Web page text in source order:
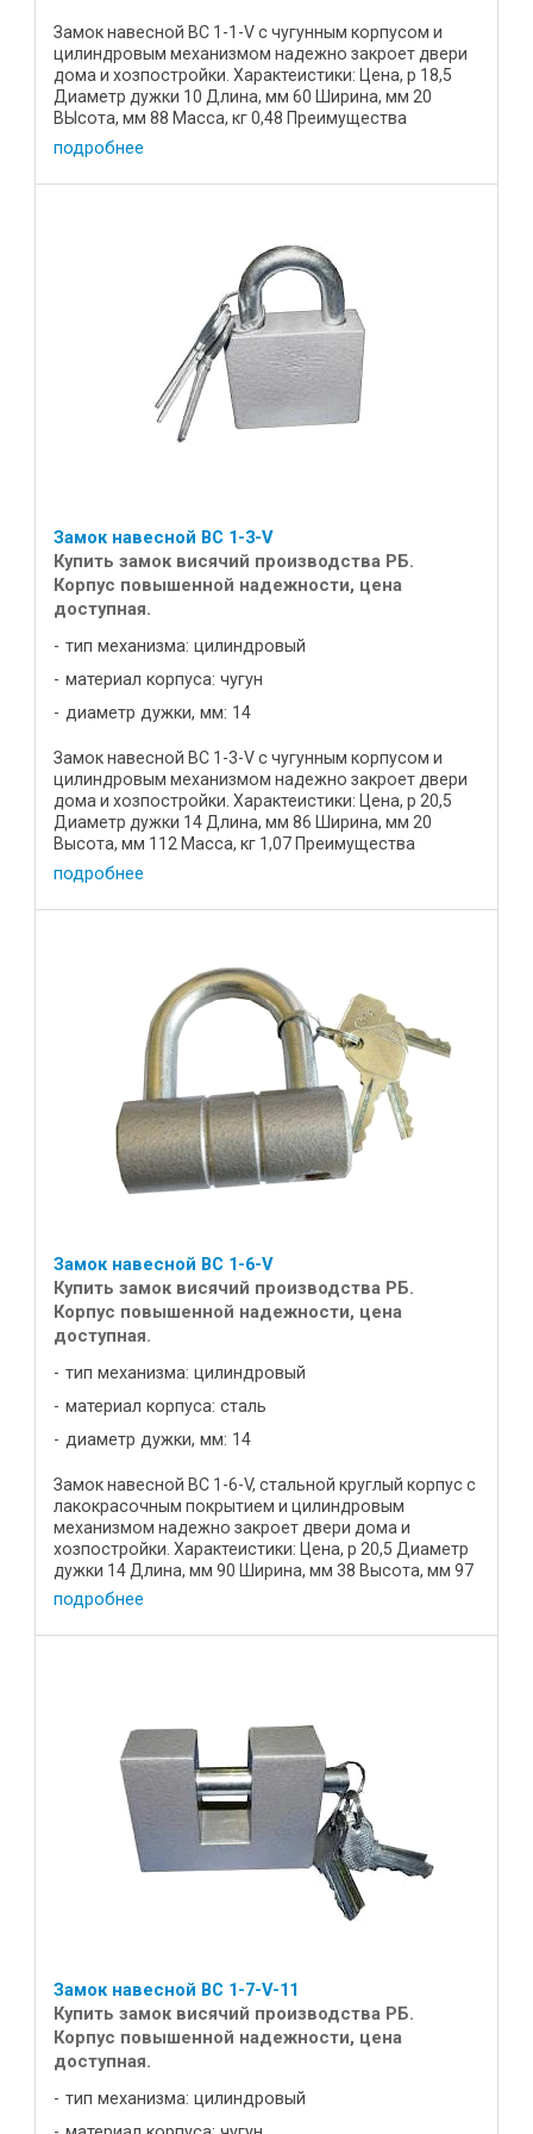
Замок навесной ВС 1-1-V с чугунным корпусом и
цилиндровым механизмом надежно закроет двери
дома и хозпостройки. Характеистики: Цена, р 18,5
Диаметр дужки 10 Длина, мм 60 Ширина, мм 20
ВЫсота, мм 88 Масса, кг 0,48 Преимущества
устройства: Корпус ...
подробнее
Замок навесной ВС 1-3-V
Купить замок висячий производства РБ.
Корпус повышенной надежности, цена
доступная.
тип механизма: цилиндровый
материал корпуса: чугун
диаметр дужки, мм: 14
Замок навесной ВС 1-3-V с чугунным корпусом и
цилиндровым механизмом надежно закроет двери
дома и хозпостройки. Характеистики: Цена, р 20,5
Диаметр дужки 14 Длина, мм 86 Ширина, мм 20
Высота, мм 112 Масса, кг 1,07 Преимущества
устройства: Корпус ...
подробнее
Замок навесной ВС 1-6-V
Купить замок висячий производства РБ.
Корпус повышенной надежности, цена
доступная.
тип механизма: цилиндровый
материал корпуса: сталь
диаметр дужки, мм: 14
Замок навесной ВС 1-6-V, стальной круглый корпус с
лакокрасочным покрытием и цилиндровым
механизмом надежно закроет двери дома и
хозпостройки. Характеистики: Цена, р 20,5 Диаметр
дужки 14 Длина, мм 90 Ширина, мм 38 Высота, мм 97
Масса, кг 0,95 ...
подробнее
Замок навесной ВС 1-7-V-11
Купить замок висячий производства РБ.
Корпус повышенной надежности, цена
доступная.
тип механизма: цилиндровый